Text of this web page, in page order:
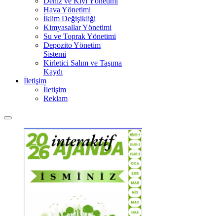
Hava Yönetimi
İklim Değişikliği
Kimyasallar Yönetimi
Su ve Toprak Yönetimi
Depozito Yönetim
Sistemi
Kirletici Salım ve Taşıma
Kaydı
İletişim
İletişim
Reklam